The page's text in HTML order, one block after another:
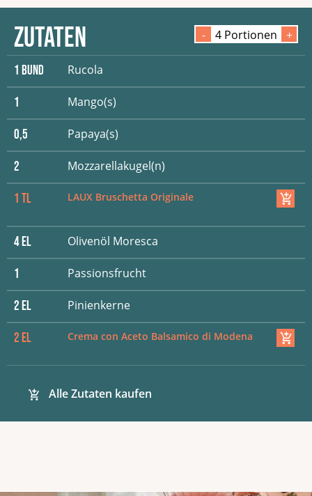
Zutaten - 4 Portionen +
1 Bund Rucola
1 Mango(s)
0,5 Papaya(s)
2 Mozzarellakugel(n)
1 TL LAUX Bruschetta Originale
4EL Olivenöl Moresca
1 Passionsfrucht
2EL Pinienkerne
2EL Crema con Aceto Balsamico di Modena
Alle Zutaten kaufen